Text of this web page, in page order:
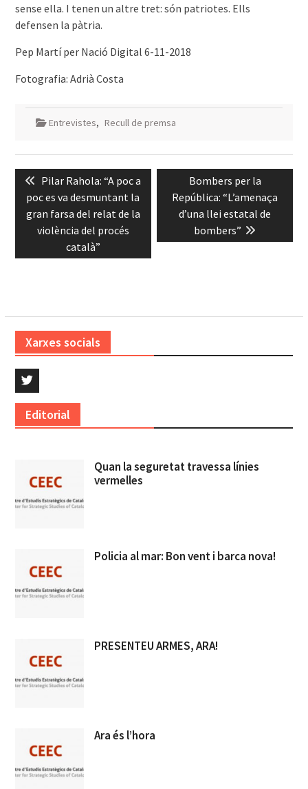
sense ella. I tenen un altre tret: són patriotes. Ells
defensen la pàtria.
Pep Martí per Nació Digital 6-11-2018
Fotografia: Adrià Costa
Entrevistes, Recull de premsa
d'entrades
Previous
post:
Pilar Rahola: “A poc a
poc es va desmuntant la
gran farsa del relat de la
violència del procés
català”
Next
post:
Bombers per la
República: “L’amenaça
d’una llei estatal de
bombers”
Xarxes socials
Editorial
Quan la seguretat travessa línies
vermelles
Policia al mar: Bon vent i barca nova!
PRESENTEU ARMES, ARA!
Ara és l’hora